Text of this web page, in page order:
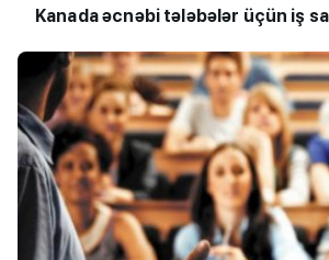
Kanada əcnəbi tələbələr üçün iş